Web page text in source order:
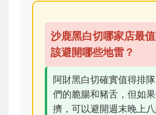
沙鹿黑白切哪家店最
該避開哪些地雷？
阿財黑白切確實值得排
們的脆腸和豬舌，但如
擠，可以避開週末晚上